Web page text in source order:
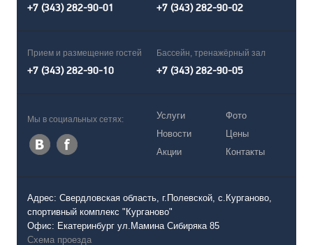
+7 (343) 282-90-01 +7 (343) 282-90-02
Прием и размещение гостей
+7 (343) 282-90-10
Бассейн, тренажёрный зал
+7 (343) 282-90-05
Мы в социальных сетях:
Услуги
Новости
Акции
Фото
Цены
Контакты
Адрес: Свердловская область, г.Полевской, с.Курганово,
спортивный комплекс "Курганово"
Офис: Екатеринбург ул.Мамина Сибиряка 85
Схема проезда